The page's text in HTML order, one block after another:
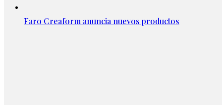
Faro Creaform anuncia nuevos productos